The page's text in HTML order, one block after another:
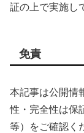
証の上で実施し
免責
本記事は公開情
性・完全性は保
等）をご確認く